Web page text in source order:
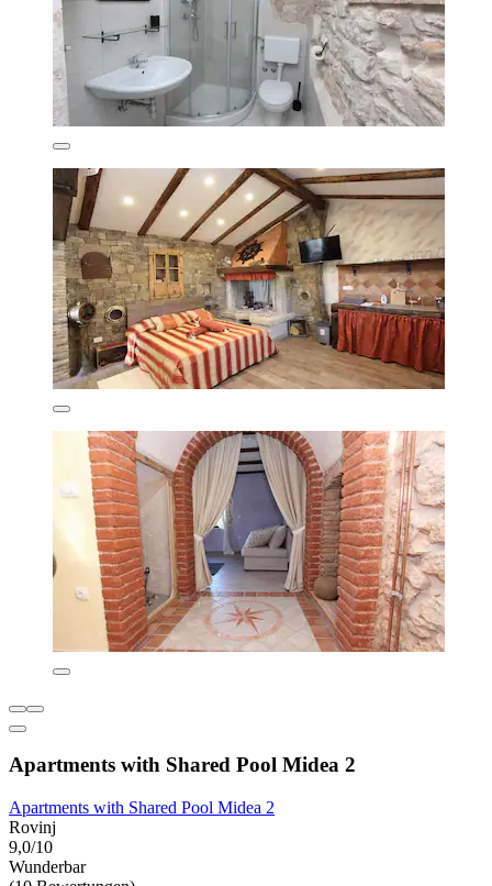
Apartments with Shared Pool Midea 2
Apartments with Shared Pool Midea 2
Rovinj
9,0/10
Wunderbar